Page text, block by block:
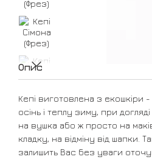
Опис
Кепі виготовлена з екошкіри -
осінь і теплу зиму, при
на вушка або ж просто на
кладку, на відміну від шапки.
залишить Вас без уваги